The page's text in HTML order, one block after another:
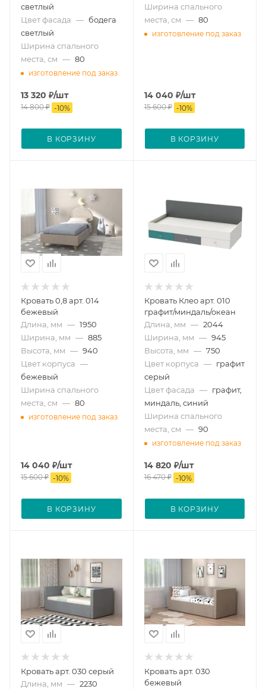
светлый
Цвет фасада — бодега
светлый
Ширина спального
места, см — 80
изготовление под заказ
13 320 ₽/шт
14 800₽ -10%
В КОРЗИНУ
Ширина спального
места, см — 80
изготовление под заказ
14 040 ₽/шт
15 600₽ -10%
В КОРЗИНУ
Кровать 0,8 арт. 014
бежевый
Длина, мм — 1950
Ширина, мм — 885
Высота, мм — 940
Цвет корпуса —
бежевый
Ширина спального
места, см — 80
изготовление под заказ
14 040 ₽/шт
15 600₽ -10%
В КОРЗИНУ
Кровать Клео арт. 010
графит/миндаль/океан
Длина, мм — 2044
Ширина, мм — 945
Высота, мм — 750
Цвет корпуса — графит
серый
Цвет фасада — графит,
миндаль, синий
Ширина спального
места, см — 90
изготовление под заказ
14 820 ₽/шт
16 470₽ -10%
В КОРЗИНУ
Кровать арт. 030 серый
Длина, мм — 2230
Кровать арт. 030
бежевый